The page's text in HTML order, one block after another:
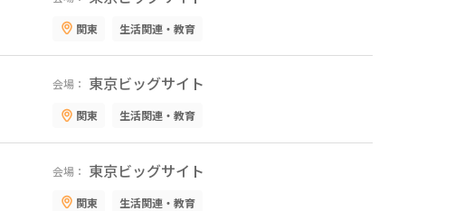
関東 生活関連・教育
会場： 東京ビッグサイト
関東 生活関連・教育
会場： 東京ビッグサイト
関東 生活関連・教育